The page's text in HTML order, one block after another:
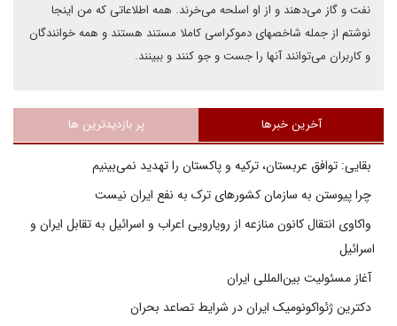
نفت و گاز می‌دهند و از او اسلحه می‌خرند. همه اطلاعاتی که من اینجا
نوشتم از جمله شاخصهای دموکراسی کاملا مستند هستند و همه خوانندگان
و کاربران می‌توانند آنها را جست و جو کنند و ببینند.
آخرین خبرها پر بازدیدترین ها
بقایی: توافق عربستان، ترکیه و پاکستان را تهدید نمی‌بینیم
چرا پیوستن به سازمان کشورهای ترک به نفع ایران نیست
واکاوی انتقال کانون منازعه از رویارویی اعراب و اسرائیل به تقابل ایران و
اسرائیل
آغاز مسئولیت بین‌المللی ایران
دکترین ژئواکونومیک ایران در شرایط تصاعد بحران